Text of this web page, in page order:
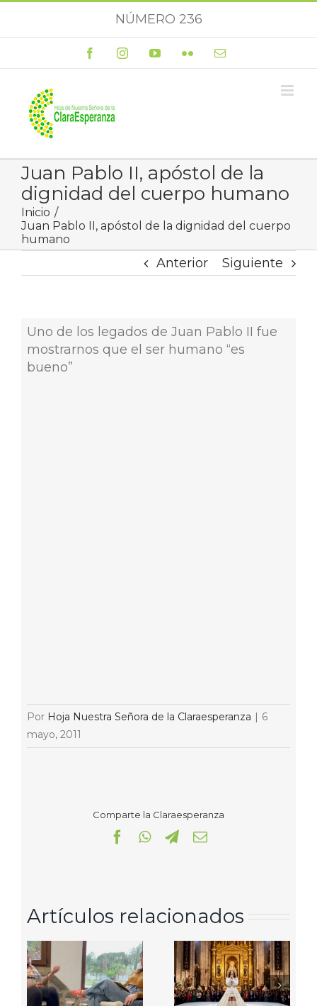
NÚMERO 236
FacebookInstagramYouTubeFlickr Correo
Juan Pablo II, apóstol de la
dignidad del cuerpo humano
Inicio
Juan Pablo II, apóstol de la dignidad del cuerpo
humano
Anterior Siguiente
Uno de los legados de Juan Pablo II fue
mostrarnos que el ser humano “es
bueno”
Por Hoja Nuestra Señora de la Claraesperanza
6
mayo, 2011
Comparte la Claraesperanza
Facebook
WhatsApp
Telegram
Correo
Artículos relacionados